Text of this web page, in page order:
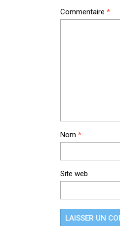
Commentaire *
Nom *
Site web